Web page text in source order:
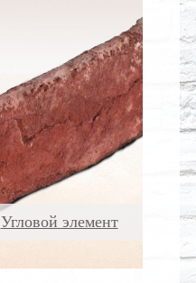
Угловой элемент